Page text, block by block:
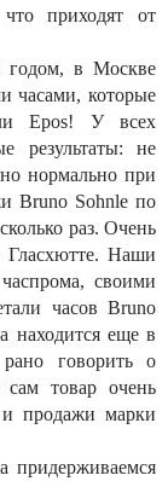
приходят от
годом, в Москве
часами, которые
Epos! У всех
результаты: не
нормально при
Bruno Sohnle по
раз. Очень
Гласхютте. Наши
своими
часов Bruno
находится еще в
говорить о
товар очень
и продажи марки
придерживаемся